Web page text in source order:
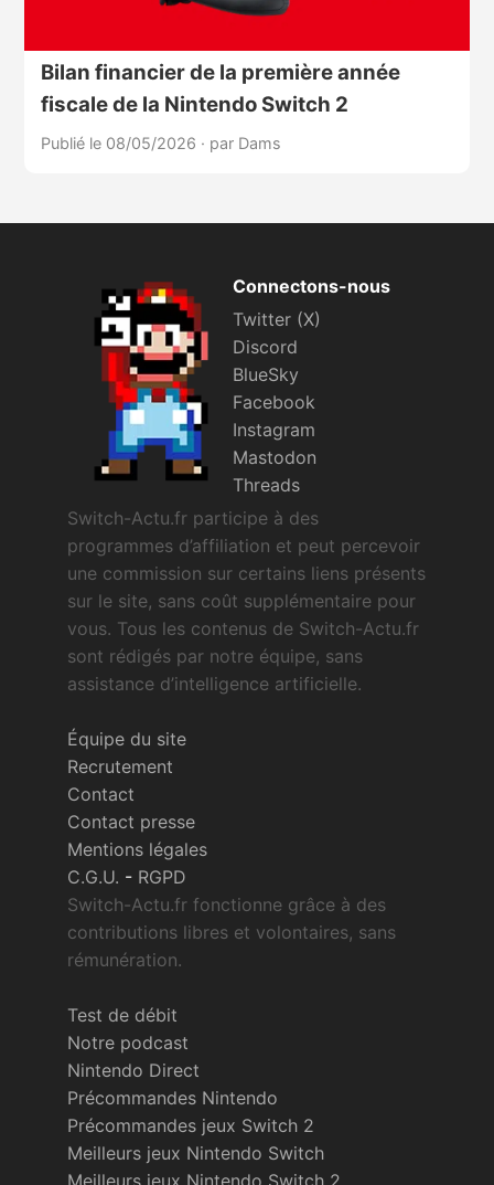
Bilan financier de la première année
fiscale de la Nintendo Switch 2
Publié le 08/05/2026 · par Dams
Connectons-nous
Twitter (X)
Discord
BlueSky
Facebook
Instagram
Mastodon
Threads
Switch-Actu.fr participe à des
programmes d’affiliation et peut percevoir
une commission sur certains liens présents
sur le site, sans coût supplémentaire pour
vous. Tous les contenus de Switch-Actu.fr
sont rédigés par notre équipe, sans
assistance d’intelligence artificielle.
Équipe du site
Recrutement
Contact
Contact presse
Mentions légales
C.G.U. - RGPD
Switch-Actu.fr fonctionne grâce à des
contributions libres et volontaires, sans
rémunération.
Test de débit
Notre podcast
Nintendo Direct
Précommandes Nintendo
Précommandes jeux Switch 2
Meilleurs jeux Nintendo Switch
Meilleurs jeux Nintendo Switch 2